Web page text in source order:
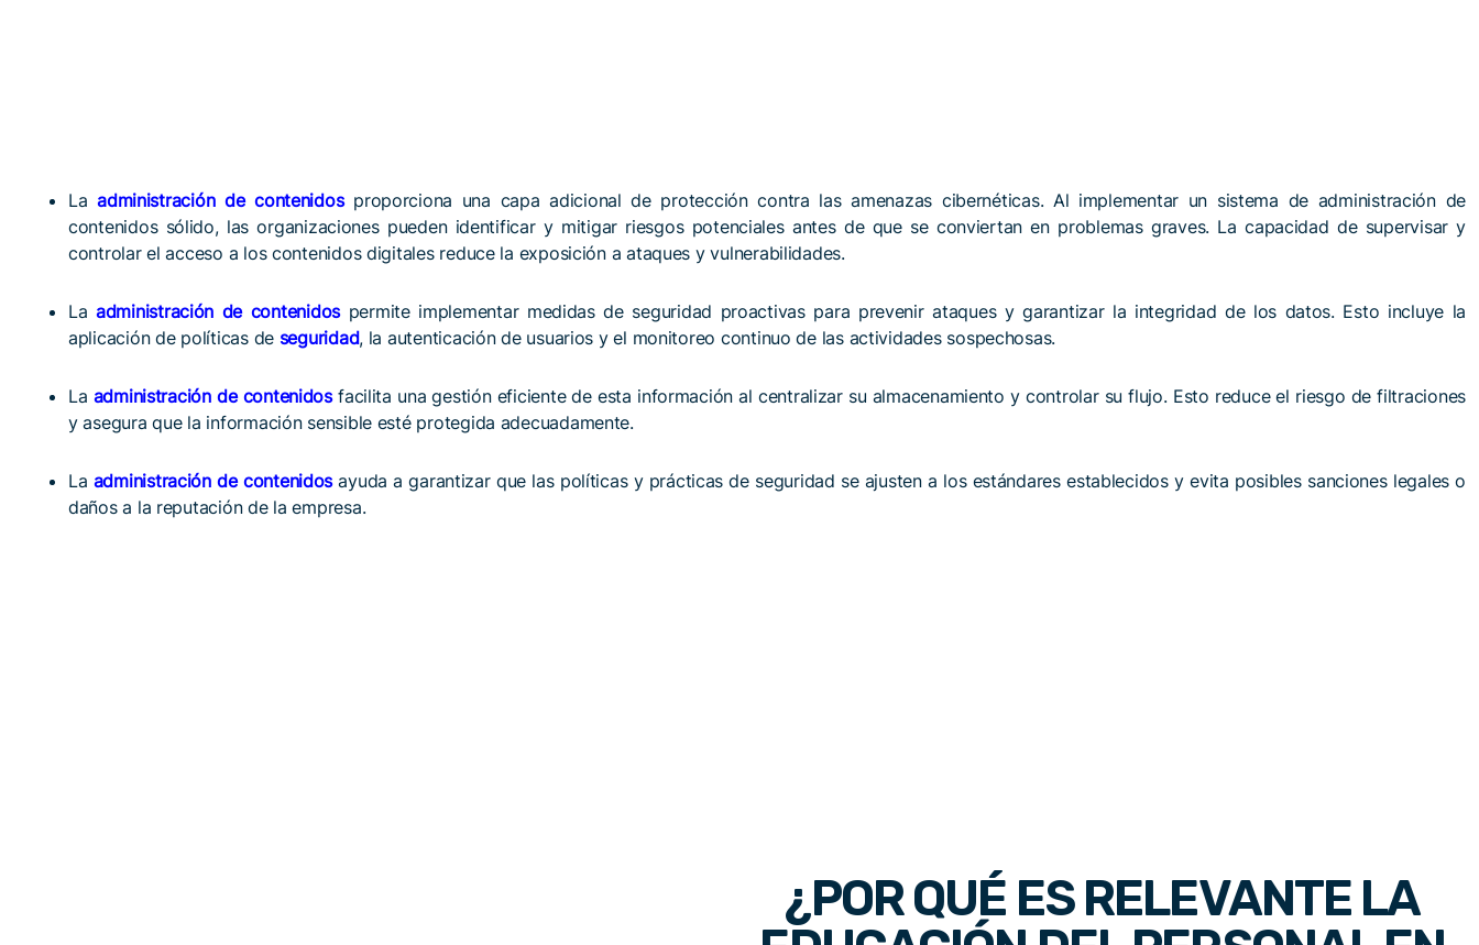
La administración de contenidosproporciona una capa adicional de protección contra las amenazas cibernéticas. Al implementar un sistema de administración de
contenidos sólido, las organizaciones pueden identificar y mitigar riesgos potenciales antes de que se conviertan en problemas graves. La capacidad de supervisar y
controlar el acceso a los contenidos digitales reduce la exposición a ataques y vulnerabilidades.
La administración de contenidospermite implementar medidas de seguridad proactivas para prevenir ataques y garantizar la integridad de los datos. Esto incluye la
aplicación de políticas de seguridad, la autenticación de usuarios y el monitoreo continuo de las actividades sospechosas.
La administración de contenidosfacilita una gestión eficiente de esta información al centralizar su almacenamiento y controlar su flujo. Esto reduce el riesgo de filtraciones
y asegura que la información sensible esté protegida adecuadamente.
La administración de contenidosayuda a garantizar que las políticas y prácticas de seguridad se ajusten a los estándares establecidos y evita posibles sanciones legales o
daños a la reputación de la empresa.
¿POR QUÉ ES RELEVANTE LA